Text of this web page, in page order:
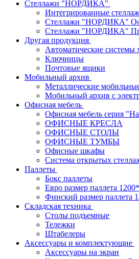
Стеллажи "НОРДИКА"
Интегрированные
Стеллажи "НОРДИКА"
Стеллажи "НОРДИКА"
Другая продукция
Автоматические системы
Ключницы
Почтовые ящики
Мобильный архив
Металлические
Мобильный архив с
Офисная мебель
Офисная мебель серия
ОФИСНЫЕ КРЕСЛА
ОФИСНЫЕ СТОЛЫ
ОФИСНЫЕ ТУМБЫ
Офисные шкафы
Система открытых
Паллеты
Бокс паллеты
Евро размер паллета
Финский размер паллета
Складская техника
Столы подъемные
Тележки
Штабелеры
Аксессуары и комплектующие
Аксессуары на экран